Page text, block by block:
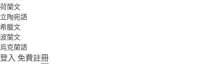
荷蘭文
立陶宛語
希臘文
波蘭文
烏克蘭語
登入 免費註冊